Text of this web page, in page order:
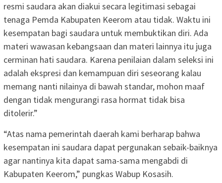
resmi saudara akan diakui secara legitimasi sebagai
tenaga Pemda Kabupaten Keerom atau tidak. Waktu ini
kesempatan bagi saudara untuk membuktikan diri. Ada
materi wawasan kebangsaan dan materi lainnya itu juga
cerminan hati saudara. Karena penilaian dalam seleksi ini
adalah ekspresi dan kemampuan diri seseorang kalau
memang nanti nilainya di bawah standar, mohon maaf
dengan tidak mengurangi rasa hormat tidak bisa
ditolerir.”
“Atas nama pemerintah daerah kami berharap bahwa
kesempatan ini saudara dapat pergunakan sebaik-baiknya
agar nantinya kita dapat sama-sama mengabdi di
Kabupaten Keerom,” pungkas Wabup Kosasih.